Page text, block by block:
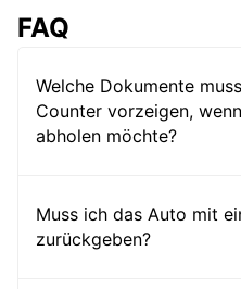
FAQ
Welche Dokumente
Counter vorzeigen,
abholen möchte?
Muss ich das Auto mit
zurückgeben?